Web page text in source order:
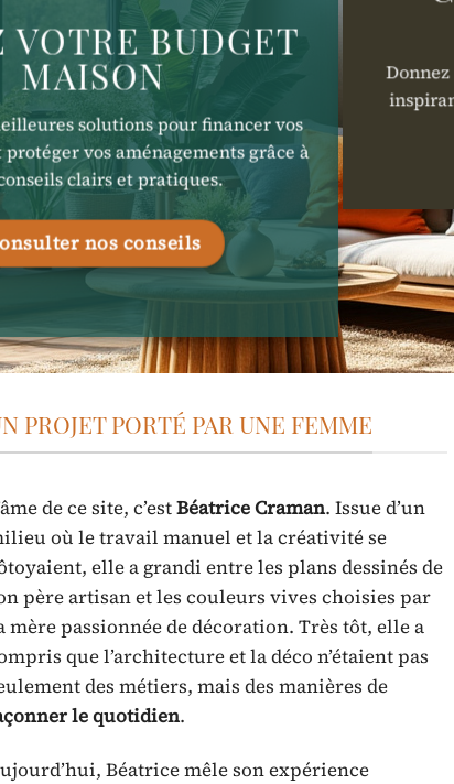
VOTRE BUDGET
MAISON
solutions pour financer vos
vos aménagements grâce à
clairs et pratiques.
nos conseils
PROJET PORTÉ PAR UNE FEMME
de ce site, c’estBéatrice Craman. Issue d’un
où le travail manuel et la créativité se
elle a grandi entre les plans dessinés de
père artisan et les couleurs vives choisies par
mère passionnée de décoration. Très tôt, elle a
que l’architecture et la déco n’étaient pas
des métiers, mais des manières de
le quotidien.
Béatrice mêle son expérience